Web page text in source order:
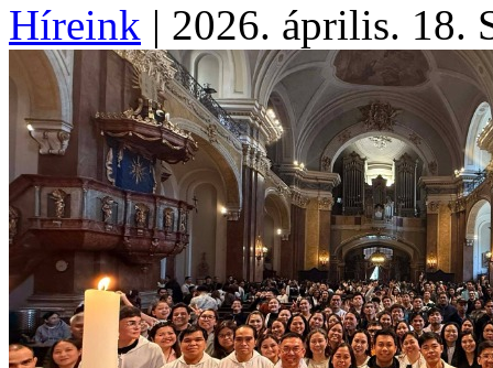
Híreink | 2026. április. 18.